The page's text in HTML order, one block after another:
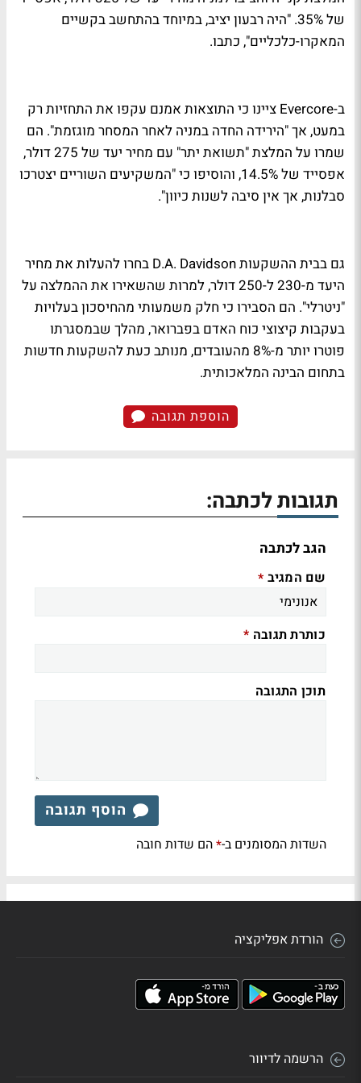
של 35%. "היה רבעון יציב, במיוחד בהתחשב בקשיים
המאקרו-כלכליים", כתבו.
ב-Evercore ציינו כי התוצאות אמנם עקפו את התחזיות רק
במעט, אך "הירידה החדה במניה לאחר המסחר מוגזמת". הם
שמרו על המלצת "תשואת יתר" עם מחיר יעד של 275 דולר,
אפסייד של 14.5%, והוסיפו כי "המשקיעים השוריים יצטרכו
סבלנות, אך אין סיבה לשנות כיוון".
גם בבית ההשקעות D.A. Davidson בחרו להעלות את מחיר
היעד מ-230 ל-250 דולר, למרות שהשאירו את ההמלצה על
"ניטרלי". הם הסבירו כי חלק משמעותי מהחיסכון בעלויות
בעקבות קיצוצי כוח האדם בפברואר, מהלך שבמסגרתו
פוטרו יותר מ-8% מהעובדים, מנותב כעת להשקעות חדשות
בתחום הבינה המלאכותית.
הוספת תגובה
תגובות לכתבה:
הגב לכתבה
שם המגיב *
כותרת תגובה *
תוכן התגובה
הוסף תגובה
השדות המסומנים ב-*הם שדות חובה
הורדת אפליקציה
הרשמה לדיוור